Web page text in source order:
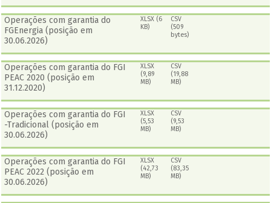
Operações com garantia do
FGEnergia (posição em
30.06.2026)
XLSX (6
KB)
CSV
(509
bytes)
Operações com garantia do FGI
PEAC 2020 (posição em
31.12.2020)
XLSX
(9,89
MB)
CSV
(19,88
MB)
Operações com garantia do FGI
-Tradicional (posição em
30.06.2026)
XLSX
(5,53
MB)
CSV
(9,53
MB)
Operações com garantia do FGI
PEAC 2022 (posição em
30.06.2026)
XLSX
(42,73
MB)
CSV
(83,35
MB)